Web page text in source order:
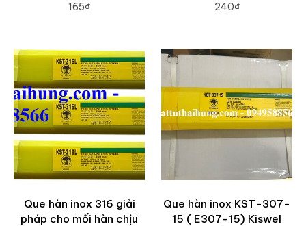
165₫ 240₫
Que hàn inox 316 giải
pháp cho mối hàn chịu
Que hàn inox KST-307-
15 ( E307-15) Kiswel